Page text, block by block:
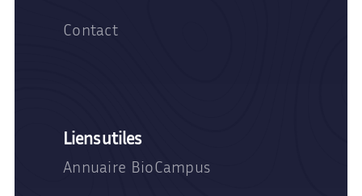
Contact
Liens utiles
Annuaire BioCampus